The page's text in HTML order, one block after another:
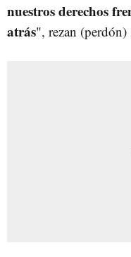
nuestros derechos
atrás", rezan (perdón)